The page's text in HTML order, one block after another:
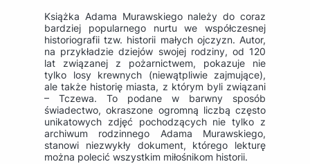
Książka Adama Murawskiego należy do coraz
bardziej popularnego nurtu we współczesnej
historiografii tzw. historii małych ojczyzn. Autor,
na przykładzie dziejów swojej rodziny, od 120
lat związanej z pożarnictwem, pokazuje nie
tylko losy krewnych (niewątpliwie zajmujące),
ale także historię miasta, z którym byli związani
– Tczewa. To podane w barwny sposób
świadectwo, okraszone ogromną liczbą często
unikatowych zdjęć pochodzących nie tylko z
archiwum rodzinnego Adama Murawskiego,
stanowi niezwykły dokument, którego lekturę
można polecić wszystkim miłośnikom historii.